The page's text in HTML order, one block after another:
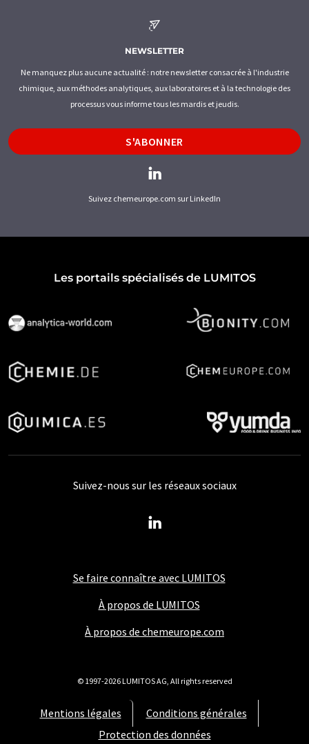
NEWSLETTER
Ne manquez plus aucune actualité : notre newsletter consacrée à l'industrie
chimique, aux méthodes analytiques, aux laboratoires et à la technologie des
processus vous informe tous les mardis et jeudis.
S'ABONNER
Suivez chemeurope.com sur LinkedIn
Les portails spécialisés de LUMITOS
Se faire connaître avec LUMITOS
À propos de LUMITOS
À propos de chemeurope.com
Mentions légales
Conditions générales
Protection des données
Suivez-nous sur les réseaux sociaux
© 1997-2026 LUMITOS AG, All rights reserved